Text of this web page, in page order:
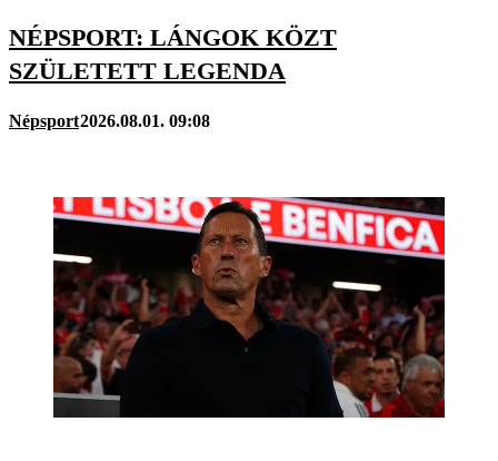
NÉPSPORT: LÁNGOK KÖZT
SZÜLETETT LEGENDA
Népsport2026.08.01. 09:08